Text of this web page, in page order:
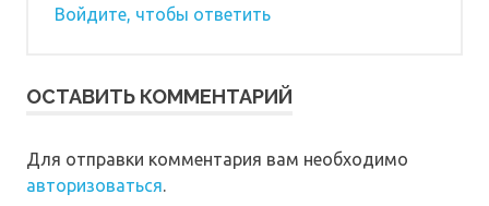
Войдите, чтобы ответить
ОСТАВИТЬ КОММЕНТАРИЙ
Для отправки комментария вам необходимо
авторизоваться.